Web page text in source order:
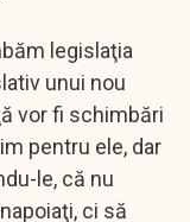
legislaţia
unui nou
vor fi schimbări
pentru ele, dar
le, că nu
ci să